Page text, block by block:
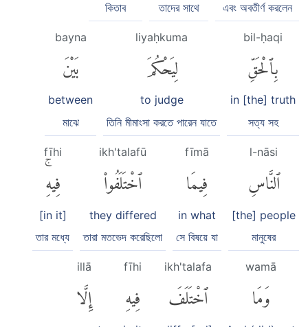
এবং অবতীর্ণ করলেন
তাদের সাথে
কিতাব
bil-ḥaqi
بِٱلْحَقِّ
in [the] truth
সত্য সহ
liyaḥkuma
لِيَحْكُمَ
to judge
তিনি মীমাংসা করতে পারেন যাতে
bayna
بَيْنَ
between
মাঝে
l-nāsi
ٱلنَّاسِ
[the] people
মানুষের
fīmā
فِيمَا
in what
সে বিষয়ে যা
ikh'talafū
ٱخْتَلَفُوا۟
they differed
তারা মতভেদ করেছিলো
fīhi
فِيهِۚ
[in it]
তার মধ্যে
wamā
وَمَا
ikh'talafa
ٱخْتَلَفَ
fīhi
فِيهِ
illā
إِلَّا